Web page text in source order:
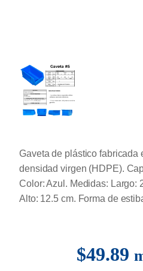
Gaveta de plástico fabricada
densidad virgen (HDPE).
Color: Azul. Medidas: Largo:
Alto: 12.5 cm. Forma de
$49.89